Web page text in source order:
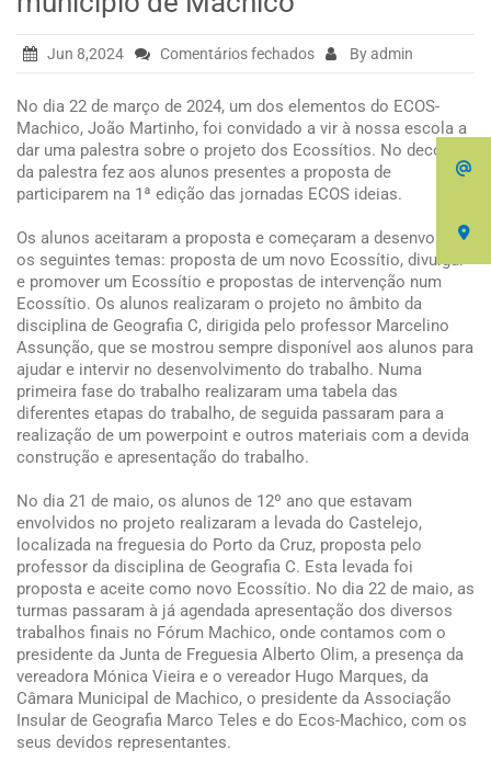
Jun 8,2024 Comentários fechadosem
marítimo
costa
do
Machico
By admin
No dia 22 de março de 2024, um dos elementos do ECOS-
Machico, João Martinho, foi convidado a vir à nossa escola a
dar uma palestra sobre o projeto dos Ecossítios. No decorrer
da palestra fez aos alunos presentes a proposta de
participarem na 1ª edição das jornadas ECOS ideias.
Os alunos aceitaram a proposta e começaram a desenvolver
os seguintes temas: proposta de um novo Ecossítio, divulgar
e promover um Ecossítio e propostas de intervenção num
Ecossítio. Os alunos realizaram o projeto no âmbito da
disciplina de Geografia C, dirigida pelo professor Marcelino
Assunção, que se mostrou sempre disponível aos alunos para
ajudar e intervir no desenvolvimento do trabalho. Numa
primeira fase do trabalho realizaram uma tabela das
diferentes etapas do trabalho, de seguida passaram para a
realização de um powerpoint e outros materiais com a devida
construção e apresentação do trabalho.
No dia 21 de maio, os alunos de 12º ano que estavam
envolvidos no projeto realizaram a levada do Castelejo,
localizada na freguesia do Porto da Cruz, proposta pelo
professor da disciplina de Geografia C. Esta levada foi
proposta e aceite como novo Ecossítio. No dia 22 de maio, as
turmas passaram à já agendada apresentação dos diversos
trabalhos finais no Fórum Machico, onde contamos com o
presidente da Junta de Freguesia Alberto Olim, a presença da
vereadora Mónica Vieira e o vereador Hugo Marques, da
Câmara Municipal de Machico, o presidente da Associação
Insular de Geografia Marco Teles e do Ecos-Machico, com os
seus devidos representantes.